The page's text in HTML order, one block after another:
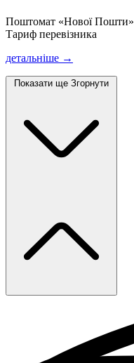
Поштомат «Нової Пошти»
Тариф перевізника
детальніше →
Показати ще Згорнути